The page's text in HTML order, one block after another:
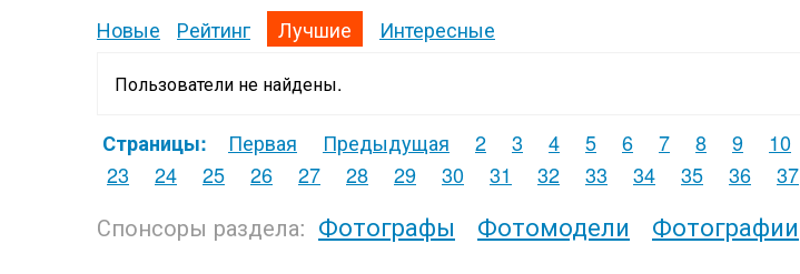
Новые Рейтинг Лучшие Интересные
Пользователи не найдены.
Страницы: Первая Предыдущая 2 3 4 5 6 7 8 9 10
23
24 25 26 27 28 29 30 31 32 33 34 35 36 37
Спонсоры раздела: Фотографы Фотомодели Фотографии